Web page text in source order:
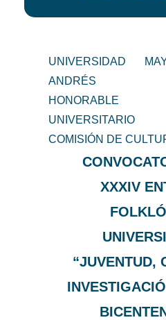
UNIVERSIDAD
ANDRÉS
UNIVERSITARIO
COMISIÓN DE
XXXIV
“JUVENTUD,